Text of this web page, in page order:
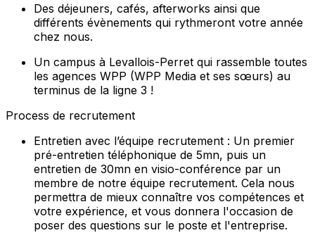
Des déjeuners, cafés, afterworks ainsi que
différents évènements qui rythmeront votre année
chez nous.
Un campus à Levallois-Perret qui rassemble toutes
les agences WPP (WPP Media et ses sœurs) au
terminus de la ligne 3 !
Process de recrutement
Entretien avec l’équipe recrutement : Un premier
pré-entretien téléphonique de 5mn, puis un
entretien de 30mn en visio-conférence par un
membre de notre équipe recrutement. Cela nous
permettra de mieux connaître vos compétences et
votre expérience, et vous donnera l'occasion de
poser des questions sur le poste et l'entreprise.